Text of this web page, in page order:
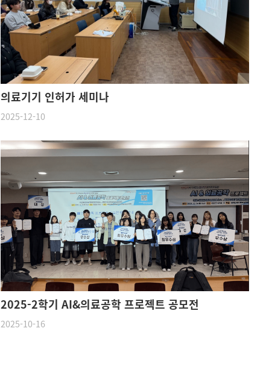
의료기기 인허가 세미나
2025-12-10
2025-2학기 AI&의료공학 프로젝트 공모전
2025-10-16